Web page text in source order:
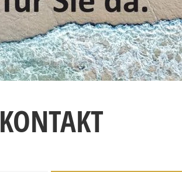
KONTAKT